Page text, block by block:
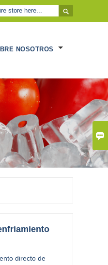


NOSOTROS
directo de